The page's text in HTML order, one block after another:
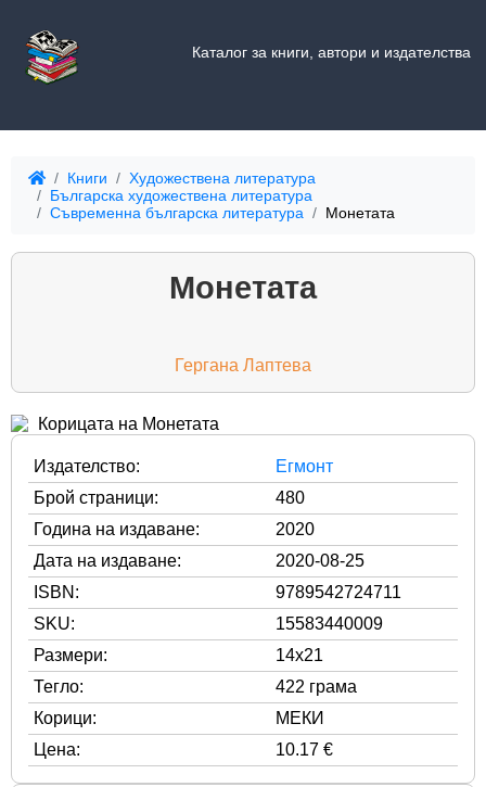
Каталог за книги, автори и издателства
Книги
Художествена литература
Българска художествена литература
Съвременна българска литература
Монетата
Монетата
Гергана Лаптева
Издателство:
Егмонт
Брой страници:
480
Година на издаване:
2020
Дата на издаване:
2020-08-25
ISBN:
9789542724711
SKU:
15583440009
Размери:
14x21
Тегло:
422 грама
Корици:
МЕКИ
Цена:
10.17 €